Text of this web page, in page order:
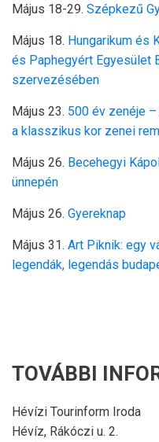
Május 18-29. Szépkezű
Május 18. Hungarikum és
és Paphegyért Egyesület
szervezésében
Május 23. 500 év zenéje
a klasszikus kor zenei
Május 26. Becehegyi
ünnepén
Május 26. Gyereknap
Május 31. Art Piknik: egy
legendák, legendás
TOVÁBBI
Hévízi Tourinform Iroda
Hévíz, Rákóczi u. 2.